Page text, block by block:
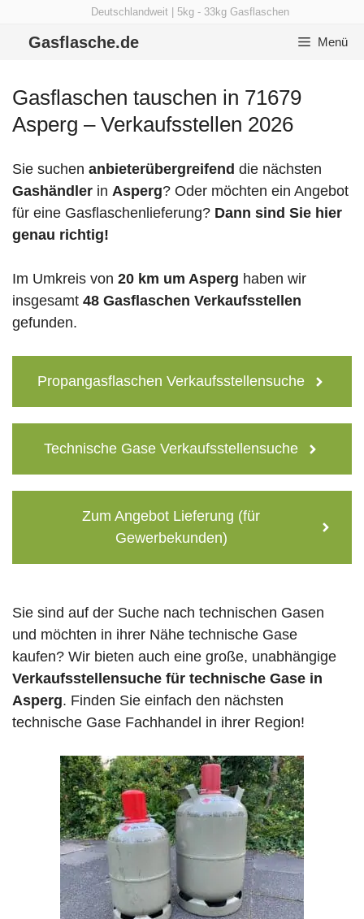
Deutschlandweit | 5kg - 33kg Gasflaschen
Gasflasche.de Menü
Gasflaschen tauschen in 71679
Asperg – Verkaufsstellen 2026
Sie suchen anbieterübergreifend die nächsten
Gashändler in Asperg? Oder möchten ein Angebot
für eine Gasflaschenlieferung? Dann sind Sie hier
genau richtig!
Im Umkreis von 20 km um Asperg haben wir
insgesamt 48 Gasflaschen Verkaufsstellen
gefunden.
Propangasflaschen Verkaufsstellensuche
Technische Gase Verkaufsstellensuche
Zum Angebot Lieferung (für
Gewerbekunden)
Sie sind auf der Suche nach technischen Gasen
und möchten in ihrer Nähe technische Gase
kaufen? Wir bieten auch eine große, unabhängige
Verkaufsstellensuche für technische Gase in
Asperg. Finden Sie einfach den nächsten
technische Gase Fachhandel in ihrer Region!